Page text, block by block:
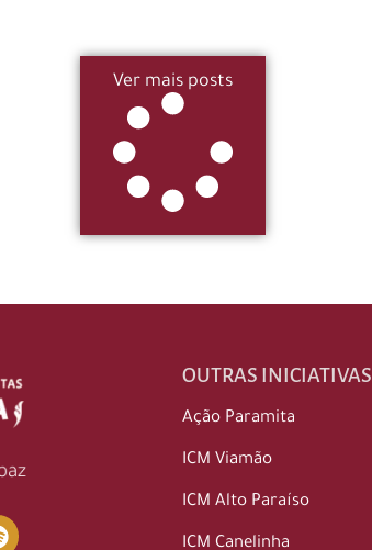
Ver mais posts
OUTRAS INICIATIVAS
Ação Paramita
ICM Viamão
ICM Alto Paraíso
ICM Canelinha